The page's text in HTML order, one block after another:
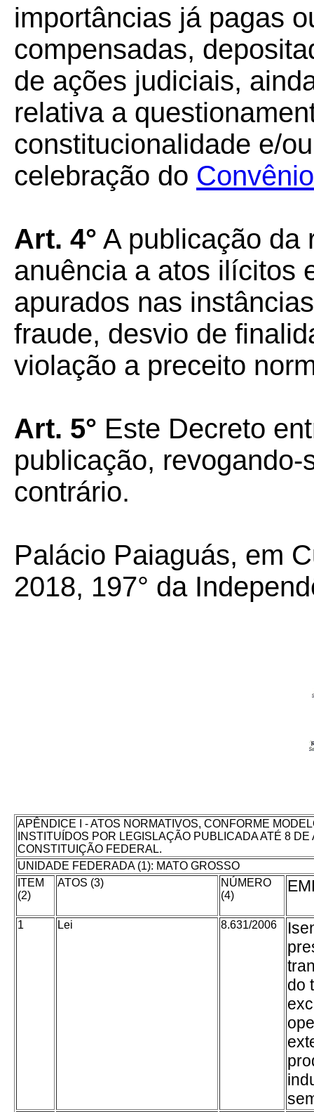
importâncias já pagas
compensadas,
de ações judiciais,
relativa a
constitucionalidade e/
celebração do
Art. 4° A publicação da
anuência a atos ilícitos
apurados nas
fraude, desvio de
violação a preceito
Art. 5° Este Decreto
publicação,
contrário.
Palácio Paiaguás, em
2018, 197° da
APÊNDICE I - ATOS NORMATIVOS, CONFORME
INSTITUÍDOS POR LEGISLAÇÃO PUBLICADA ATÉ 8
CONSTITUIÇÃO FEDERAL.
UNIDADE FEDERADA (1): MATO GROSSO
ITEM
(2)
ATOS (3)
NÚMERO
(4)
1 Lei 8.631/2006
do